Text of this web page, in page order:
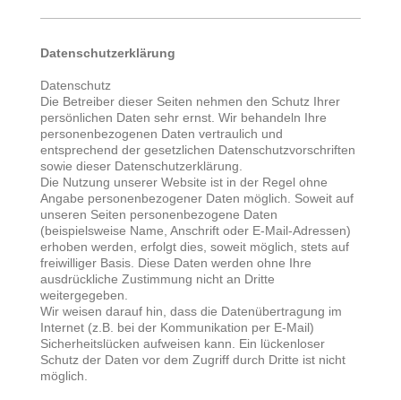
Datenschutzerklärung
Datenschutz
Die Betreiber dieser Seiten nehmen den Schutz Ihrer
persönlichen Daten sehr ernst. Wir behandeln Ihre
personenbezogenen Daten vertraulich und
entsprechend der gesetzlichen Datenschutzvorschriften
sowie dieser Datenschutzerklärung.
Die Nutzung unserer Website ist in der Regel ohne
Angabe personenbezogener Daten möglich. Soweit auf
unseren Seiten personenbezogene Daten
(beispielsweise Name, Anschrift oder E-Mail-Adressen)
erhoben werden, erfolgt dies, soweit möglich, stets auf
freiwilliger Basis. Diese Daten werden ohne Ihre
ausdrückliche Zustimmung nicht an Dritte
weitergegeben.
Wir weisen darauf hin, dass die Datenübertragung im
Internet (z.B. bei der Kommunikation per E-Mail)
Sicherheitslücken aufweisen kann. Ein lückenloser
Schutz der Daten vor dem Zugriff durch Dritte ist nicht
möglich.